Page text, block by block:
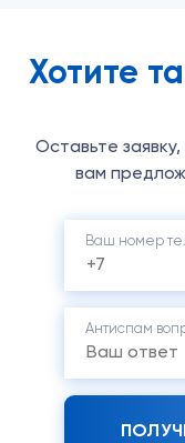
Хотите
Оставьте
вам
Ваш номер
Антиспам